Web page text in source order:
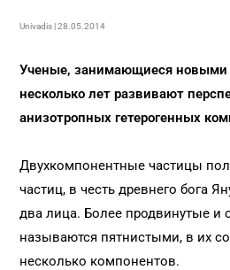
Univadis | 28.05.2014
Ученые, занимающиеся новыми
несколько лет развивают
анизотропных гетерогенных
Двухкомпонентные частицы
частиц, в честь древнего бога
два лица. Более продвинутые и
называются пятнистыми, в их
несколько компонентов.